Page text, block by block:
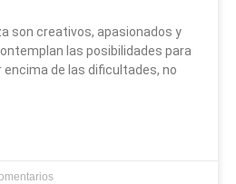
son creativos, apasionados y
las posibilidades para
de las dificultades, no